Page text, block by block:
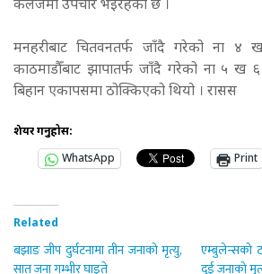
कलेजमा उपचार भइरहेको छ ।
मनहरीबाट चितवनतर्फ जाँदै गरेको ना ४
काठमाडौँबाट झापातर्फ जाँदै गरेको ना ५
बिहान एकापसमा ठोक्किएको थियो । रासस
शेयर गर्नुहोस:
WhatsApp
Print
Related
बझाङ जीप दुर्घटनामा तीन जनाको मृत्यु,
सात जना गम्भीर घाइते
एम्बुलेन्सको
दुई जनाको